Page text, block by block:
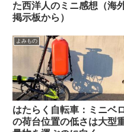
た西洋人のミニ感想（海
掲示板から）
よみもの
はたらく自転車：ミニベ
の荷台位置の低さは大型